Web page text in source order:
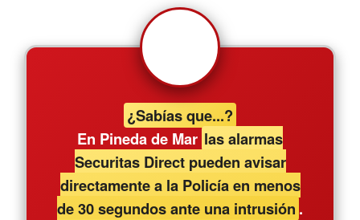
¿Sabías que...?
En Pineda de Mar las alarmas
Securitas Direct pueden avisar
directamente a la Policía en menos
de 30 segundos ante una intrusión .